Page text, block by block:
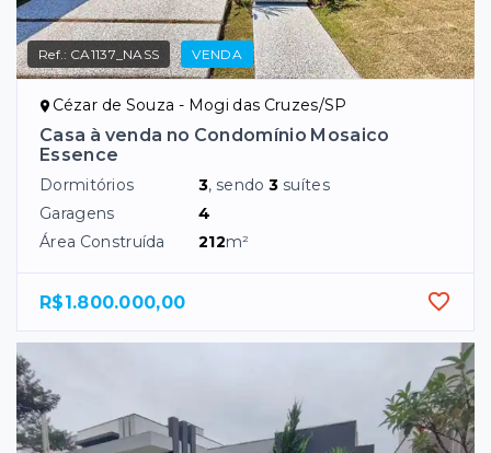
Ref.: CA1137_NASS VENDA
Cézar de Souza - Mogi das Cruzes/SP
Casa à venda no Condomínio Mosaico
Essence
Dormitórios 3, sendo3 suítes
Garagens
4
Área Construída
212m²
R$1.800.000,00